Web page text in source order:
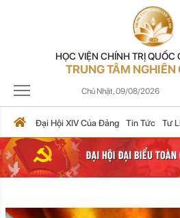
HỌC VIỆN CHÍNH TRỊ QUỐC
TRUNG TÂM
Chủ Nhật,09/08/2026
Đại Hội XIV Của Đảng Tin Tức Tư